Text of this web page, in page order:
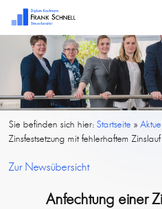
Sie befinden sich hier:Startseite »
Zinsfestsetzung mit fehlerhaftem Zinslauf
Zur Newsübersicht
Anfechtung einer